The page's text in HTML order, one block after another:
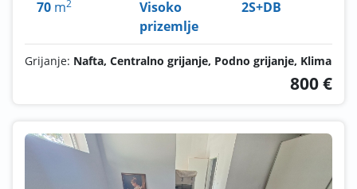
70 m2
Visoko
prizemlje
2S+DB
Grijanje: Nafta, Centralno grijanje, Podno grijanje, Klima
800 €